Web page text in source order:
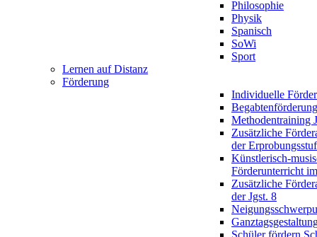
Philosophie
Physik
Spanisch
SoWi
Sport
Lernen auf Distanz
Förderung
Individuelle
Begabtenförderung
Methodentraining
Zusätzliche
der
Künstlerisch-
Förderunterricht
Zusätzliche
der Jgst. 8
Schüler fördern